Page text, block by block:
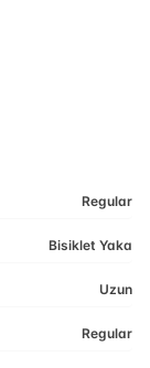
Regular
Bisiklet Yaka
Uzun
Regular